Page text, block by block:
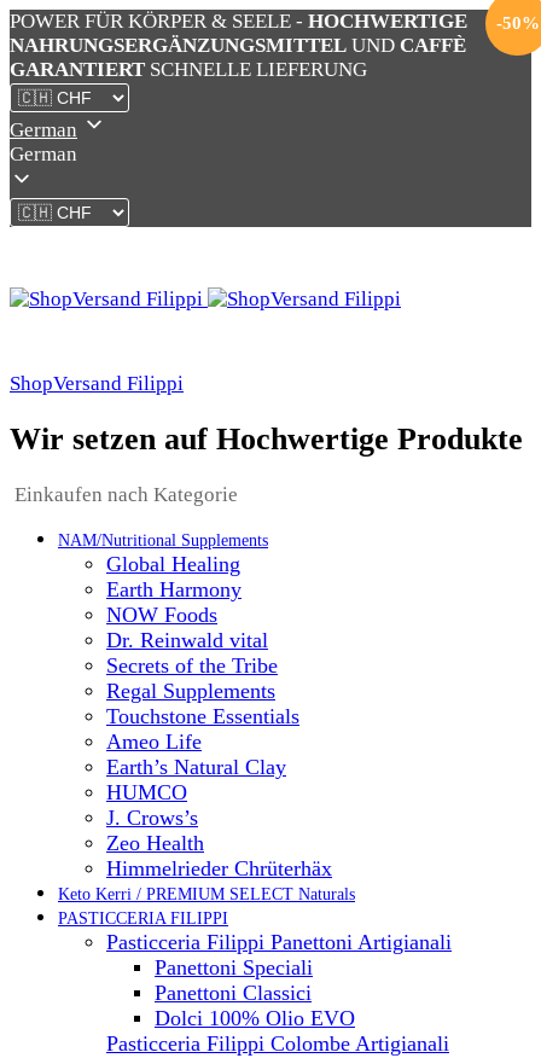
POWER FÜR KÖRPER & SEELE - HOCHWERTIGE
NAHRUNGSERGÄNZUNGSMITTEL UND CAFFÈ
GARANTIERT SCHNELLE LIEFERUNG
German
German
ShopVersand Filippi
Wir setzen auf Hochwertige Produkte
Einkaufen nach Kategorie
NAM/Nutritional Supplements
Global Healing
Earth Harmony
NOW Foods
Dr. Reinwald vital
Secrets of the Tribe
Regal Supplements
Touchstone Essentials
Ameo Life
Earth’s Natural Clay
HUMCO
J. Crows’s
Zeo Health
Himmelrieder Chrüterhäx
Keto Kerri / PREMIUM SELECT Naturals
PASTICCERIA FILIPPI
Pasticceria Filippi Panettoni Artigianali
Panettoni Speciali
Panettoni Classici
Dolci 100% Olio EVO
Pasticceria Filippi Colombe Artigianali
-50%